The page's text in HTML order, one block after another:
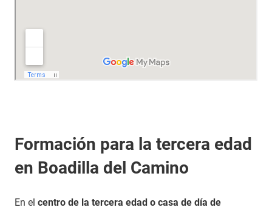
Formación para la tercera edad
en Boadilla del Camino
En el centro de la tercera edad o casa de día de